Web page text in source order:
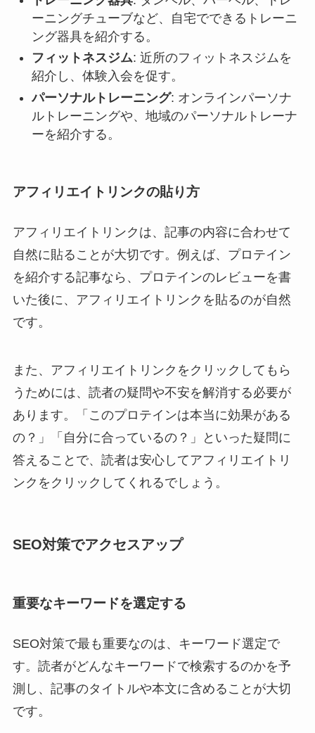
ーニングチューブなど、自宅でできるトレーニ
ング器具を紹介する。
フィットネスジム: 近所のフィットネスジムを
紹介し、体験入会を促す。
パーソナルトレーニング: オンラインパーソナ
ルトレーニングや、地域のパーソナルトレーナ
ーを紹介する。
アフィリエイトリンクの貼り方
アフィリエイトリンクは、記事の内容に合わせて
自然に貼ることが大切です。例えば、プロテイン
を紹介する記事なら、プロテインのレビューを書
いた後に、アフィリエイトリンクを貼るのが自然
です。
また、アフィリエイトリンクをクリックしてもら
うためには、読者の疑問や不安を解消する必要が
あります。「このプロテインは本当に効果がある
の？」「自分に合っているの？」といった疑問に
答えることで、読者は安心してアフィリエイトリ
ンクをクリックしてくれるでしょう。
SEO対策でアクセスアップ
重要なキーワードを選定する
SEO対策で最も重要なのは、キーワード選定で
す。読者がどんなキーワードで検索するのかを予
測し、記事のタイトルや本文に含めることが大切
です。